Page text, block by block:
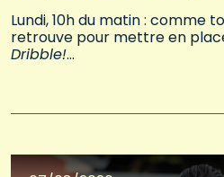
Lundi, 10h du matin : comme
retrouve pour mettre en
Dribble!…